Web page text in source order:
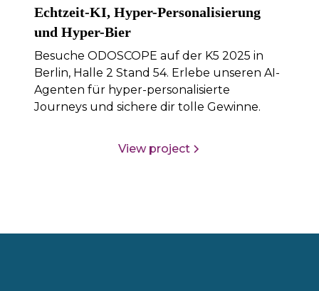
Echtzeit-KI, Hyper-Personalisierung
und Hyper-Bier
Besuche ODOSCOPE auf der K5 2025 in
Berlin, Halle 2 Stand 54. Erlebe unseren AI-
Agenten für hyper-personalisierte
Journeys und sichere dir tolle Gewinne.
View project